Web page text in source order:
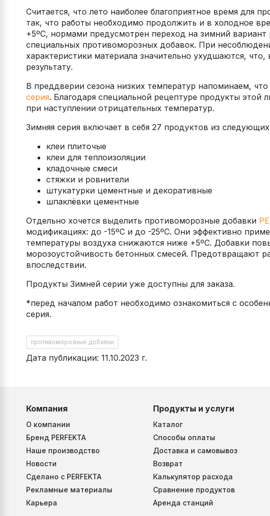
Считается, что лето наиболее благоприятное время для
так, что работы необходимо продолжить и в холодное
+5ºС, нормами предусмотрен переход на зимний вариант
специальных противоморозных добавок. При
характеристики материала значительно ухудшаются,
результату.
В преддверии сезона низких температур напоминаем,
серия. Благодаря специальной рецептуре продукты этой
при наступлении отрицательных температур.
Зимняя серия включает в себя 27 продуктов из следующих
клеи плиточые
клеи для теплоизоляции
кладочные смеси
стяжки и ровнители
штукатурки цементные и декоративные
шпаклёвки цементные
Отдельно хочется выделить противоморозные добавки
модификациях: до -15ºС и до -25ºС. Они эффективно
температуры воздуха снижаются ниже +5ºС. Добавки
морозоустойчивость бетонных смесей. Предотвращают
впоследствии.
Продукты Зимней серии уже доступны для заказа.
*перед началом работ необходимо ознакомиться с
серия.
противоморозные добавки
Дата публикации: 11.10.2023 г.
Компания
О компании
Бренд PERFEKTA
Наше производство
Новости
Сделано с PERFEKTA
Рекламные материалы
Карьера
Продукты и услуги
Каталог
Способы оплаты
Доставка и самовывоз
Возврат
Калькулятор расхода
Сравнение продуктов
Аренда станций